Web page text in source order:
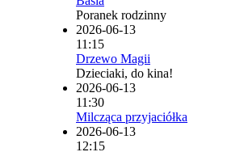
Poranek rodzinny
2026-06-13
11:15
Drzewo Magii
Dzieciaki, do kina!
2026-06-13
11:30
Milcząca przyjaciółka
2026-06-13
12:15